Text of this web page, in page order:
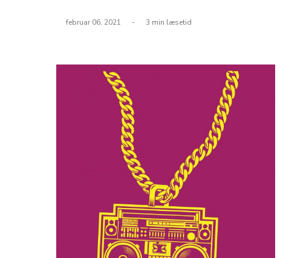
mere mavesure tilgang. For oftest synes jeg
februar 06, 2021 - 3 min læsetid